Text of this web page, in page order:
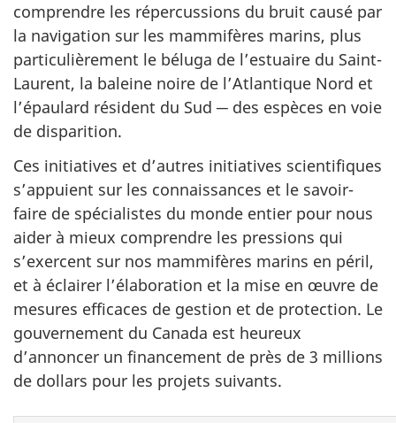
comprendre les répercussions du bruit causé par
la navigation sur les mammifères marins, plus
particulièrement le béluga de l’estuaire du Saint-
Laurent, la baleine noire de l’Atlantique Nord et
l’épaulard résident du Sud ─ des espèces en voie
de disparition.
Ces initiatives et d’autres initiatives scientifiques
s’appuient sur les connaissances et le savoir-
faire de spécialistes du monde entier pour nous
aider à mieux comprendre les pressions qui
s’exercent sur nos mammifères marins en péril,
et à éclairer l’élaboration et la mise en œuvre de
mesures efficaces de gestion et de protection. Le
gouvernement du Canada est heureux
d’annoncer un financement de près de 3 millions
de dollars pour les projets suivants.